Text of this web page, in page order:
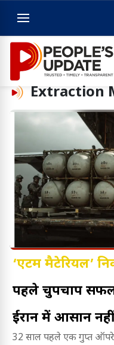
Extraction
‘एटम मैटेरियल’
पहले चुपचाप
ईरान में आसान
32 साल पहले एक गुप्त